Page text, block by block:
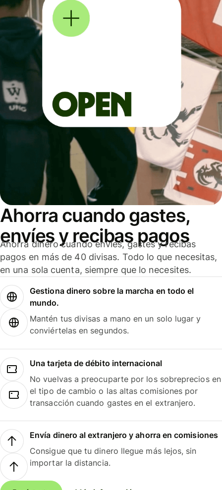
Ahorra cuando gastes,
envíes y recibas pagos
Ahorra dinero cuando envíes, gastes y recibas
pagos en más de 40 divisas. Todo lo que necesitas,
en una sola cuenta, siempre que lo necesites.
Gestiona dinero sobre la marcha en todo el
mundo.
Mantén tus divisas a mano en un solo lugar y
conviértelas en segundos.
Una tarjeta de débito internacional
No vuelvas a preocuparte por los sobreprecios en
el tipo de cambio o las altas comisiones por
transacción cuando gastes en el extranjero.
Envía dinero al extranjero y ahorra en comisiones
Consigue que tu dinero llegue más lejos, sin
importar la distancia.